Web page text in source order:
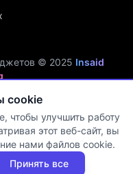
© 2025 Insaid
| ОГРНИП:
№74-25-030077 в реестре
от 03.06.2025)
cookie
чтобы улучшить работу
этот веб-сайт, вы
нами файлов cookie.
Принять все